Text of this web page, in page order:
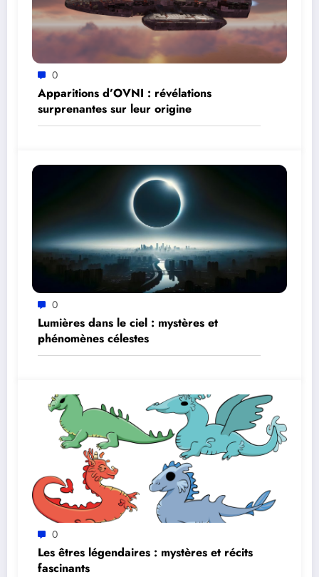
0
Apparitions d’OVNI : révélations
surprenantes sur leur origine
0
Lumières dans le ciel : mystères et
phénomènes célestes
0
Les êtres légendaires : mystères et récits
fascinants